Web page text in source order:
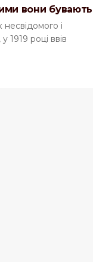
вони бувають
і
році ввів